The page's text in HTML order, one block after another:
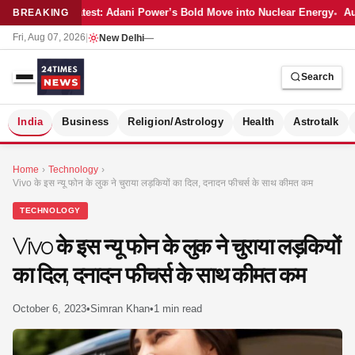
BREAKINGLatest: Adani Power’s Bold Move into Nuclear Energy
Fri, Aug 07, 2026 New Delhi—
Search
India Business Religion/Astrology Health Astrotalk
Home › Technology ›
Vivo के इस न्यू फोन के लुक ने चुराया लड़कियों का दिल, दनादन फीचर्स के साथ कीमत कम
TECHNOLOGY
Vivo के इस न्यू फोन के लुक ने चुराया लड़कियों
का दिल, दनादन फीचर्स के साथ कीमत कम
October 6, 2023•Simran Khan•1 min read